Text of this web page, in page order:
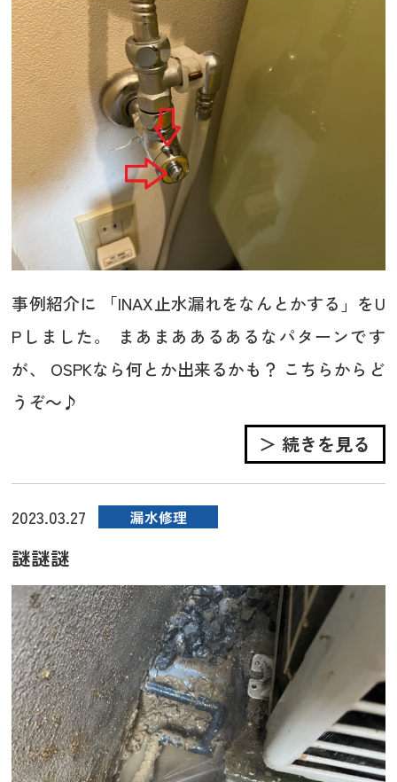
事例紹介に 「INAX止水漏れをなんとかする」をU
Pしました。 まあまああるあるなパターンです
が、 OSPKなら何とか出来るかも？ こちらからど
うぞ～♪
＞ 続きを見る
2023.03.27 漏水修理
謎謎謎